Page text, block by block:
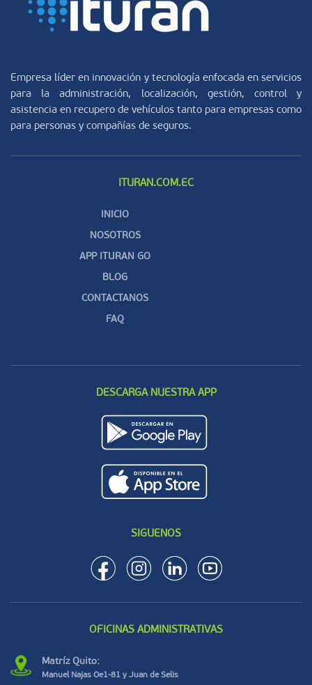
Empresa líder en innovación y tecnología enfocada en servicios
para la administración, localización, gestión, control y
asistencia en recupero de vehículos tanto para empresas como
para personas y compañías de seguros.
ITURAN.COM.EC
INICIO
NOSOTROS
APP ITURAN GO
BLOG
CONTACTANOS
FAQ
DESCARGA NUESTRA APP
SIGUENOS
OFICINAS ADMINISTRATIVAS
Matríz Quito:
Manuel Najas Oe1-81 y Juan de Selis